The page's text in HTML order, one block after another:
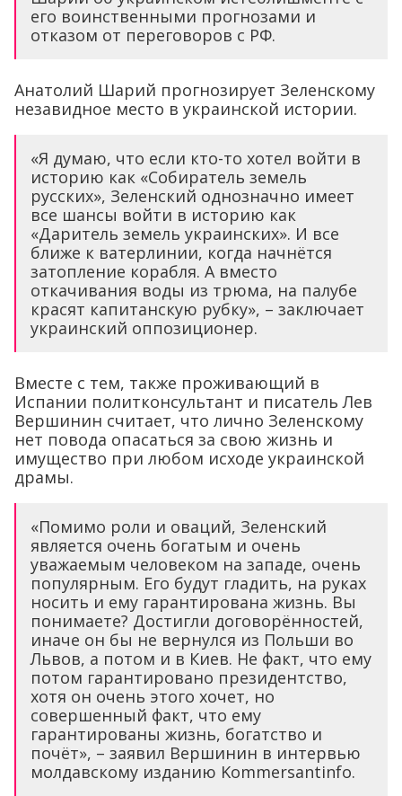
его воинственными прогнозами и
отказом от переговоров с РФ.
Анатолий Шарий прогнозирует Зеленскому
незавидное место в украинской истории.
«Я думаю, что если кто-то хотел войти в
историю как «Собиратель земель
русских», Зеленский однозначно имеет
все шансы войти в историю как
«Даритель земель украинских». И все
ближе к ватерлинии, когда начнётся
затопление корабля. А вместо
откачивания воды из трюма, на палубе
красят капитанскую рубку», – заключает
украинский оппозиционер.
Вместе с тем, также проживающий в
Испании политконсультант и писатель Лев
Вершинин считает, что лично Зеленскому
нет повода опасаться за свою жизнь и
имущество при любом исходе украинской
драмы.
«Помимо роли и оваций, Зеленский
является очень богатым и очень
уважаемым человеком на западе, очень
популярным. Его будут гладить, на руках
носить и ему гарантирована жизнь. Вы
понимаете? Достигли договорённостей,
иначе он бы не вернулся из Польши во
Львов, а потом и в Киев. Не факт, что ему
потом гарантировано президентство,
хотя он очень этого хочет, но
совершенный факт, что ему
гарантированы жизнь, богатство и
почёт», – заявил Вершинин в интервью
молдавскому изданию Kommersantinfo.